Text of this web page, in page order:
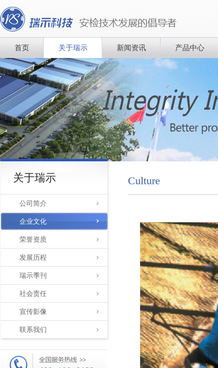
首页 关于瑞示 新闻资讯 产品中心
关于瑞示
公司简介
企业文化
荣誉资质
发展历程
瑞示季刊
社会责任
宣传影像
联系我们
Culture